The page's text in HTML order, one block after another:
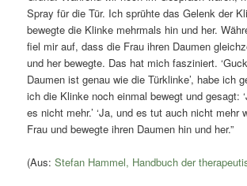
Spray für die Tür. Ich sprühte das Gelenk der
bewegte die Klinke mehrmals hin und her.
fiel mir auf, dass die Frau ihren Daumen
und her bewegte. Das hat mich fasziniert.
Daumen ist genau wie die Türklinke’, habe ich
ich die Klinke noch einmal bewegt und gesagt:
es nicht mehr.’ ‘Ja, und es tut auch nicht mehr
Frau und bewegte ihren Daumen hin und her.”
(Aus:Stefan Hammel, Handbuch der